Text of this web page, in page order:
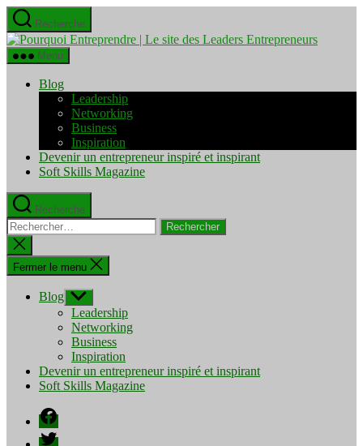
Aller
au
contenu
Recherche
Pourquoi
Menu
Blog
Leadership
Networking
Business
Inspiration
Devenir un entrepreneur inspiré et inspirant
Soft Skills Magazine
Recherche
Rechercher :
Fermer
la
recherche
Fermer le menu
Blog Afficher
le
sous-
menu
Leadership
Networking
Business
Inspiration
Devenir un entrepreneur inspiré et inspirant
Soft Skills Magazine
Facebook
Twitter